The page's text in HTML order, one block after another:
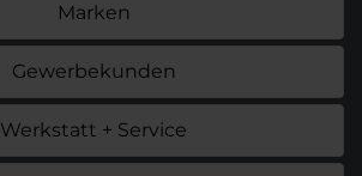
Marken
Gewerbekunden
Werkstatt + Service